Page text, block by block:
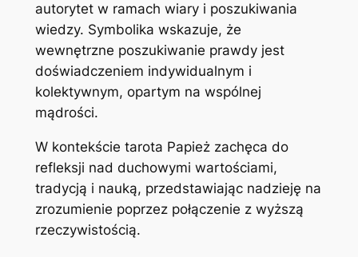
autorytet w ramach wiary i poszukiwania
wiedzy. Symbolika wskazuje, że
wewnętrzne poszukiwanie prawdy jest
doświadczeniem indywidualnym i
kolektywnym, opartym na wspólnej
mądrości.
W kontekście tarota Papież zachęca do
refleksji nad duchowymi wartościami,
tradycją i nauką, przedstawiając nadzieję na
zrozumienie poprzez połączenie z wyższą
rzeczywistością.